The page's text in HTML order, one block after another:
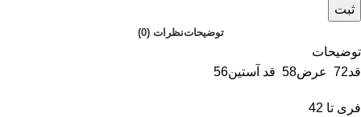
ثبت
توضیحاتنظرات (0)
توضیحات
قد72 عرض58 قد آستین56
فری تا 42